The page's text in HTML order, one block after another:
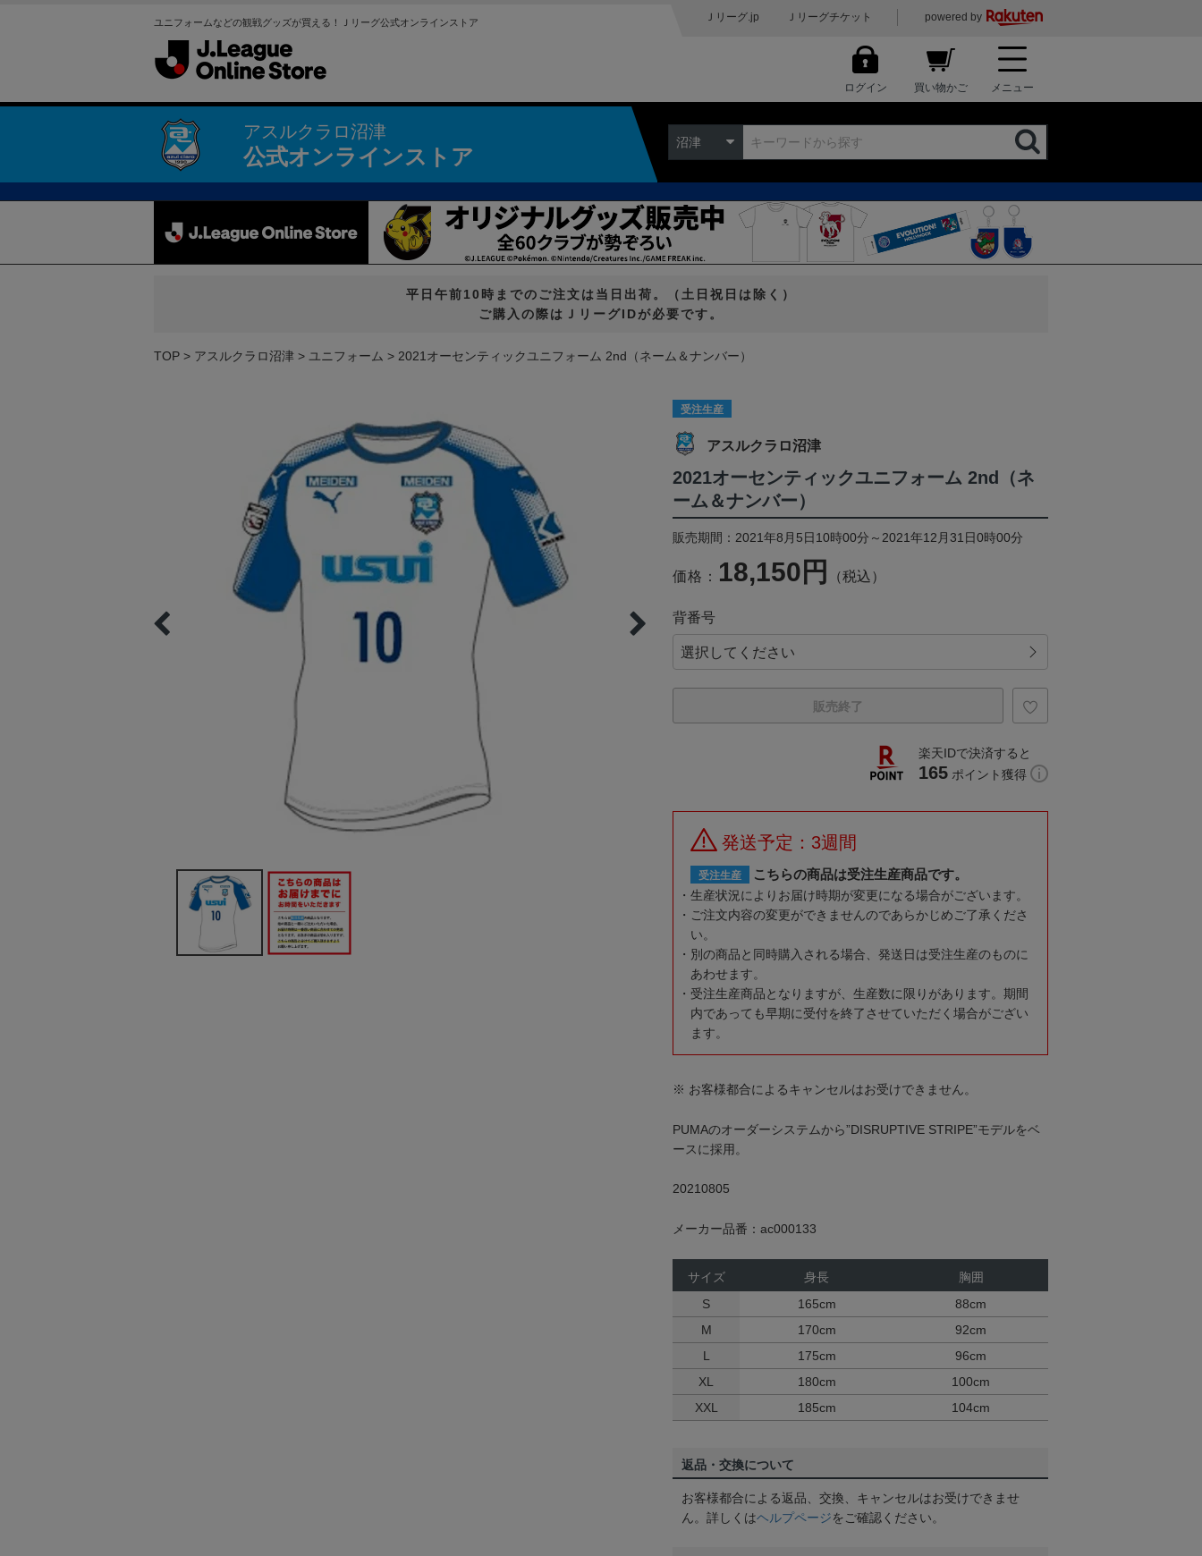
ユニフォームなどの観戦グッズが買える！Ｊリーグ公式オンラインストア Ｊリーグ.jp Ｊリーグチケット powered by
ログイン 買い物かご メニュー
アスルクラロ沼津
公式オンラインストア
沼津
平日午前10時までのご注文は当日出荷。（土日祝日は除く）
ご購入の際はＪリーグIDが必要です。
TOP アスルクラロ沼津 ユニフォーム 2021オーセンティックユニフォーム 2nd（ネーム＆ナンバー）
受注生産
アスルクラロ沼津
2021オーセンティックユニフォーム 2nd（ネ
ーム＆ナンバー）
販売期間：2021年8月5日10時00分～2021年12月31日0時00分
価格： 18,150円 （税込）
背番号
販売終了
楽天IDで決済すると
165 ポイント獲得
発送予定：3週間
受注生産 こちらの商品は受注生産商品です。
生産状況によりお届け時期が変更になる場合がございます。
ご注文内容の変更ができませんのであらかじめご了承くださ
い。
別の商品と同時購入される場合、発送日は受注生産のものに
あわせます。
受注生産商品となりますが、生産数に限りがあります。期間
内であっても早期に受付を終了させていただく場合がござい
ます。
※ お客様都合によるキャンセルはお受けできません。
PUMAのオーダーシステムから”DISRUPTIVE STRIPE”モデルをベ
ースに採用。
20210805
メーカー品番：ac000133
サイズ 身長
胸囲
S
165cm
88cm
M
170cm
92cm
L
175cm
96cm
XL
180cm
100cm
XXL
185cm 104cm
返品・交換について
お客様都合による返品、交換、キャンセルはお受けできませ
ん。詳しくはヘルプページをご確認ください。